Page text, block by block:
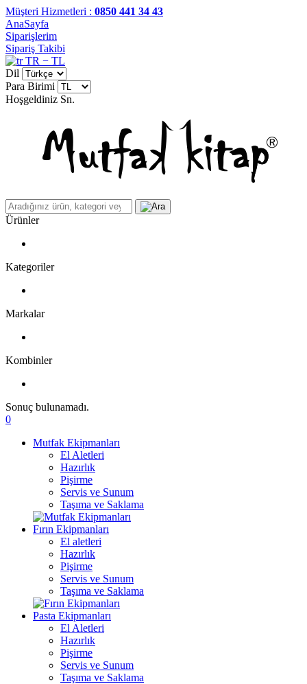
Müşteri Hizmetleri : 0850 441 34 43
AnaSayfa
Siparişlerim
Sipariş Takibi
TR − TL
Dil
Para Birimi
Hoşgeldiniz Sn.
Ürünler
Kategoriler
Markalar
Kombinler
Sonuç bulunamadı.
0
Mutfak Ekipmanları
El Aletleri
Hazırlık
Pişirme
Servis ve Sunum
Taşıma ve Saklama
Fırın Ekipmanları
El aletleri
Hazırlık
Pişirme
Servis ve Sunum
Taşıma ve Saklama
Pasta Ekipmanları
El Aletleri
Hazırlık
Pişirme
Servis ve Sunum
Taşıma ve Saklama